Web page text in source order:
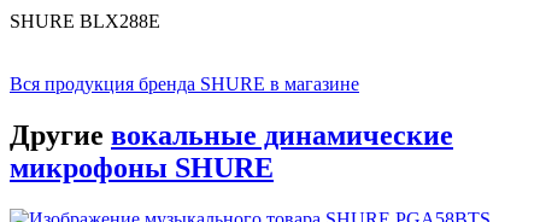
SHURE BLX288E
Вся продукция бренда SHURE в магазине
Другие вокальные динамические
микрофоны SHURE